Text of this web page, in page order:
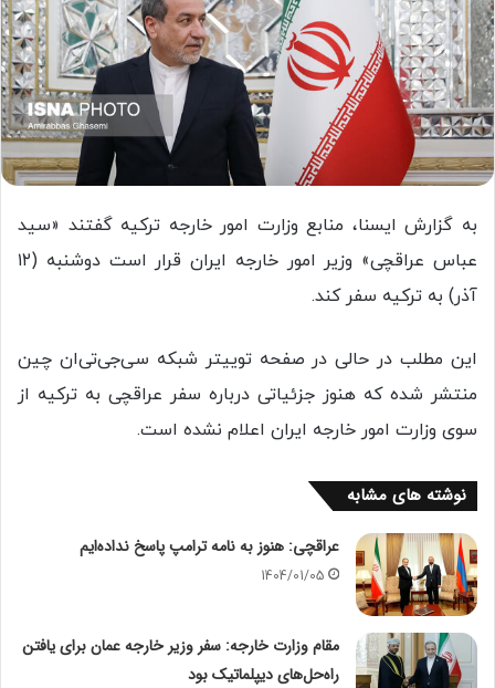
به گزارش ایسنا، منابع وزارت امور خارجه ترکیه گفتند «سید
عباس عراقچی» وزیر امور خارجه ایران قرار است دوشنبه (۱۲
آذر) به ترکیه سفر کند.
این مطلب در حالی در صفحه توییتر شبکه سی‌جی‌تی‌ان چین
منتشر شده که هنوز جزئیاتی درباره سفر عراقچی به ترکیه از
سوی وزارت امور خارجه ایران اعلام نشده است.
نوشته های مشابه
عراقچی: هنوز به نامه ترامپ پاسخ نداده‌ایم
1404/01/05
مقام وزارت خارجه: سفر وزیر خارجه عمان برای یافتن
راه‌حل‌های دیپلماتیک بود